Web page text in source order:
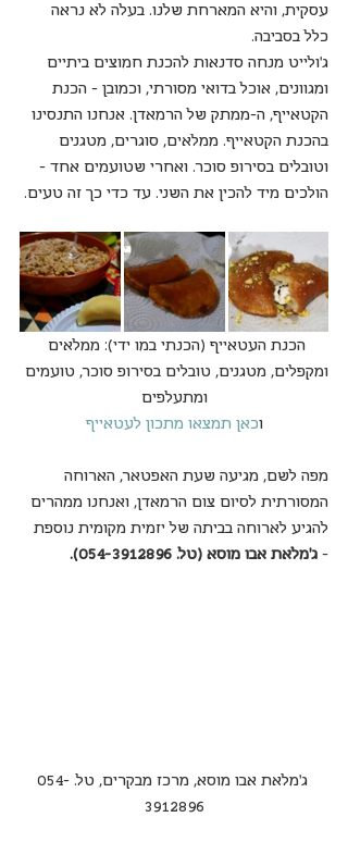
עסקית, והיא המארחת שלנו. בעלה לא נראה
כלל בסביבה.
ג'ולייט מנחה סדנאות להכנת חמוצים ביתיים
ומגוונים, אוכל בדואי מסורתי, וכמובן - הכנת
הקטאייף, ה-ממתק של הרמאדן. אנחנו התנסינו
בהכנת הקטאייף. ממלאים, סוגרים, מטגנים
וטובלים בסירופ סוכר. ואחרי שטועמים אחד -
הולכים מיד להכין את השני. עד כדי כך זה טעים.
הכנת העטאייף (הכנתי במו ידי): ממלאים
ומקפלים, מטגנים, טובלים בסירופ סוכר, טועמים
ומתעלפים
וכאן תמצאו מתכון לעטאייף
מפה לשם, מגיעה שעת האפטאר, הארוחה
המסורתית לסיום צום הרמאדן, ואנחנו ממהרים
להגיע לארוחה בביתה של יזמית מקומית נוספת
- ג'מלאת אבו מוסא (טל. 054-3912896).
ג'מלאת אבו מוסא, מרכז מבקרים, טל. 054-
3912896